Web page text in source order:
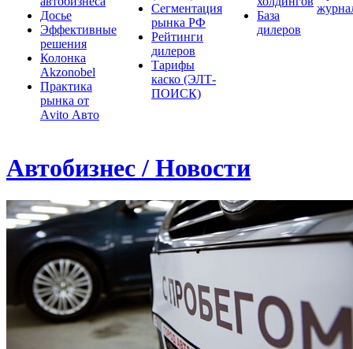
Досье
Эффективные
решения
Колонка
Akzonobel
Практика
рынка от
Аvito Авто
Сегментация
рынка РФ
Рейтинги
дилеров
Тарифы
каско (ЭЛТ-
ПОИСК)
База
дилеров
Автобизнес / Новости